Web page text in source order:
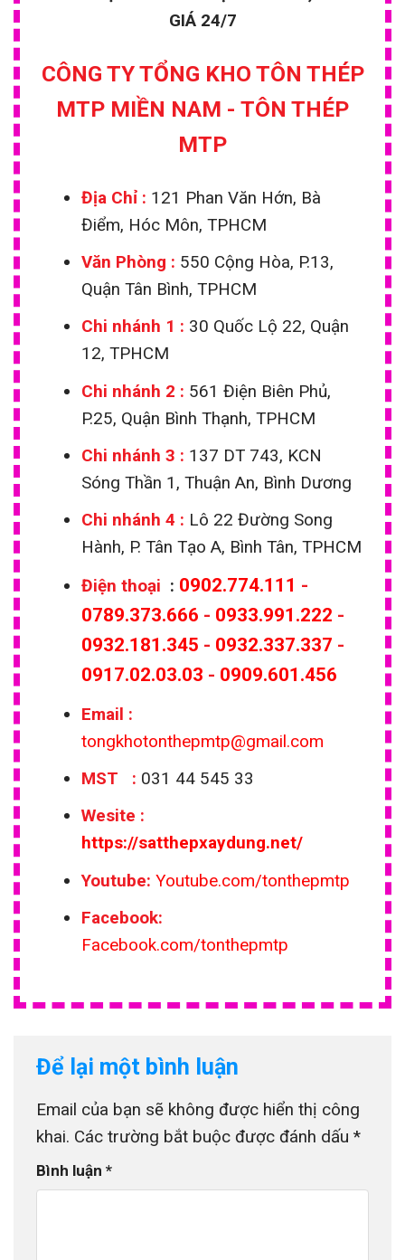
GIÁ 24/7
CÔNG TY TỔNG KHO TÔN THÉP
MTP MIỀN NAM - TÔN THÉP
MTP
Địa Chỉ : 121 Phan Văn Hớn, Bà
Điểm, Hóc Môn, TPHCM
Văn Phòng : 550 Cộng Hòa, P.13,
Quận Tân Bình, TPHCM
Chi nhánh 1 : 30 Quốc Lộ 22, Quận
12, TPHCM
Chi nhánh 2 : 561 Điện Biên Phủ,
P.25, Quận Bình Thạnh, TPHCM
Chi nhánh 3 : 137 DT 743, KCN
Sóng Thần 1, Thuận An, Bình Dương
Chi nhánh 4 : Lô 22 Đường Song
Hành, P. Tân Tạo A, Bình Tân, TPHCM
Điện thoại : 0902.774.111 -
0789.373.666 - 0933.991.222 -
0932.181.345 - 0932.337.337 -
0917.02.03.03 - 0909.601.456
Email :
tongkhotonthepmtp@gmail.com
MST : 031 44 545 33
Wesite :
https://satthepxaydung.net/
Youtube: Youtube.com/tonthepmtp
Facebook:
Facebook.com/tonthepmtp
Để lại một bình luận
Email của bạn sẽ không được hiển thị công
khai. Các trường bắt buộc được đánh dấu *
Bình luận *